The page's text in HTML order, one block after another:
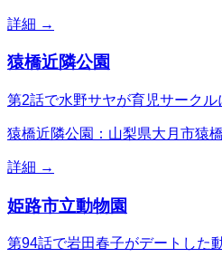
詳細 →
猿橋近隣公園
第2話で水野サヤが育児サークル
猿橋近隣公園：山梨県大月市猿
詳細 →
姫路市立動物園
第94話で岩田春子がデートした